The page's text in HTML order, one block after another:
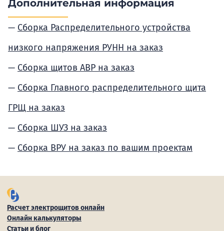
Дополнительная информация
Сборка Распределительного устройства
низкого напряжения РУНН на заказ
Сборка щитов АВР на заказ
Сборка Главного распределительного щита
ГРЩ на заказ
Сборка ШУЗ на заказ
Сборка ВРУ на заказ по вашим проектам
Расчет электрощитов онлайн
Онлайн калькуляторы
Статьи и блог